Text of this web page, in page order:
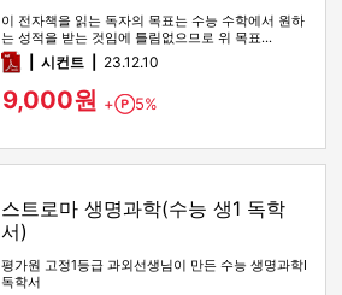
이 전자책을 읽는 독자의 목표는 수능 수학에서 원하
는 성적을 받는 것임에 틀림없으므로 위 목표…
pdf시컨트 23.12.10
9,000원 + Point
5%
스트로마 생명과학(수능 생1 독학
서)
평가원 고정1등급 과외선생님이 만든 수능 생명과학I
독학서